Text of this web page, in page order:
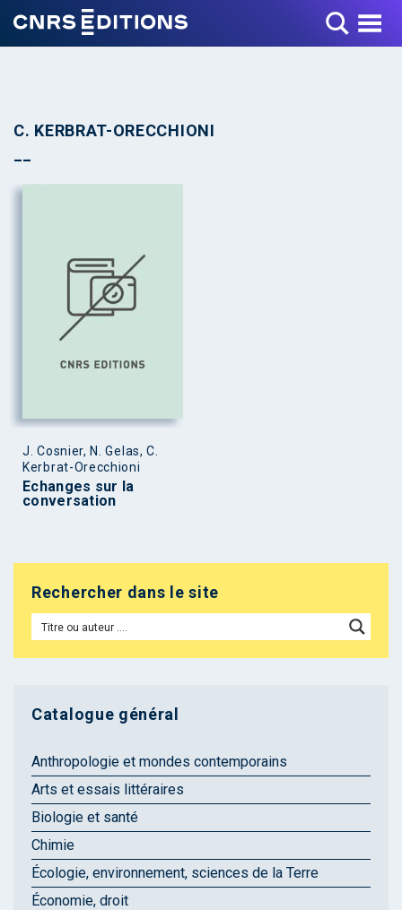
Toggle Menu
C. KERBRAT-ORECCHIONI
J. Cosnier, N. Gelas, C.
Kerbrat-Orecchioni
Echanges sur la
conversation
Rechercher dans le site
Catalogue général
Anthropologie et mondes contemporains
Arts et essais littéraires
Biologie et santé
Chimie
Écologie, environnement, sciences de la Terre
Économie, droit